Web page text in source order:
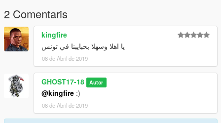
2 Comentaris
kingfire
يا اهلا وسهلا بحبايبنا في تونس
08 de Abril de 2019
GHOST17-18 Autor
@kingfire :)
08 de Abril de 2019